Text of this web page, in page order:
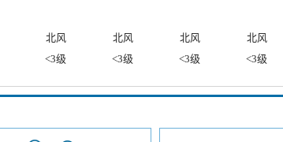
北风 北风 北风 北风
<3级 <3级 <3级 <3级